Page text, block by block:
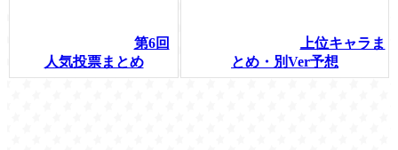
第6回
人気投票まとめ
上位キャラま
とめ・別Ver予想